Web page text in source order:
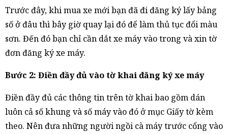
Trước đây, khi mua xe mới bạn đã đi đăng ký lấy bảng
số ở đâu thì bây giờ quay lại đó để làm thủ tục đổi màu
sơn. Đến đó bạn chỉ cần dắt xe máy vào trong và xin tờ
đơn đăng ký xe máy.
Bước 2: Điền đầy đủ vào tờ khai đăng ký xe máy
Điền đầy đủ các thông tin trên tờ khai bao gồm dán
luôn cả số khung và số máy vào đó ở mục Giấy tờ kèm
theo. Nên đưa những người ngồi cà máy trước cổng vào